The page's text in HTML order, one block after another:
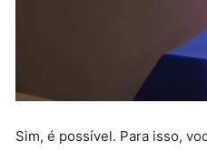
Sim, é possível. Para isso,